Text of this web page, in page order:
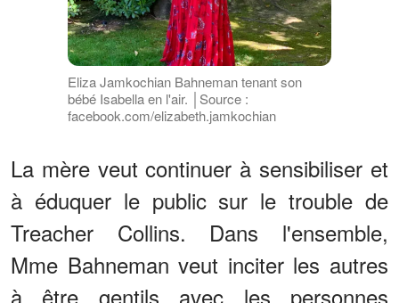
Eliza Jamkochian Bahneman tenant son
bébé Isabella en l'air. │Source :
facebook.com/elizabeth.jamkochian
La mère veut continuer à sensibiliser et
à éduquer le public sur le trouble de
Treacher Collins. Dans l'ensemble,
Mme Bahneman veut inciter les autres
à être gentils avec les personnes